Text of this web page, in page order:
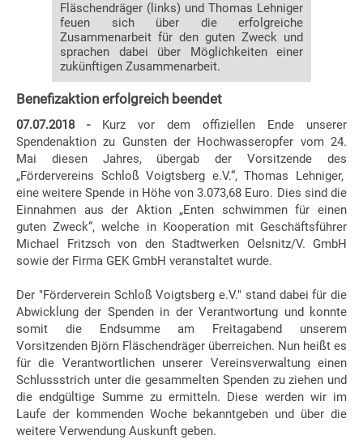
Fläschendräger (links) und Thomas Lehniger
feuen sich über die erfolgreiche
Zusammenarbeit für den guten Zweck und
sprachen dabei über Möglichkeiten einer
zukünftigen Zusammenarbeit.
Benefizaktion erfolgreich beendet
07.07.2018 -Kurz vor dem offiziellen Ende unserer
Spendenaktion zu Gunsten der Hochwasseropfer vom 24.
Mai diesen Jahres, übergab der Vorsitzende des
„Fördervereins Schloß Voigtsberg e.V.“, Thomas Lehniger,
eine weitere Spende in Höhe von 3.073,68 Euro. Dies sind die
Einnahmen aus der Aktion „Enten schwimmen für einen
guten Zweck“, welche in Kooperation mit Geschäftsführer
Michael Fritzsch von den Stadtwerken Oelsnitz/V. GmbH
sowie der Firma GEK GmbH veranstaltet wurde.
Der "Förderverein Schloß Voigtsberg e.V." stand dabei für die
Abwicklung der Spenden in der Verantwortung und konnte
somit die Endsumme am Freitagabend unserem
Vorsitzenden Björn Fläschendräger überreichen. Nun heißt es
für die Verantwortlichen unserer Vereinsverwaltung einen
Schlussstrich unter die gesammelten Spenden zu ziehen und
die endgültige Summe zu ermitteln. Diese werden wir im
Laufe der kommenden Woche bekanntgeben und über die
weitere Verwendung Auskunft geben.